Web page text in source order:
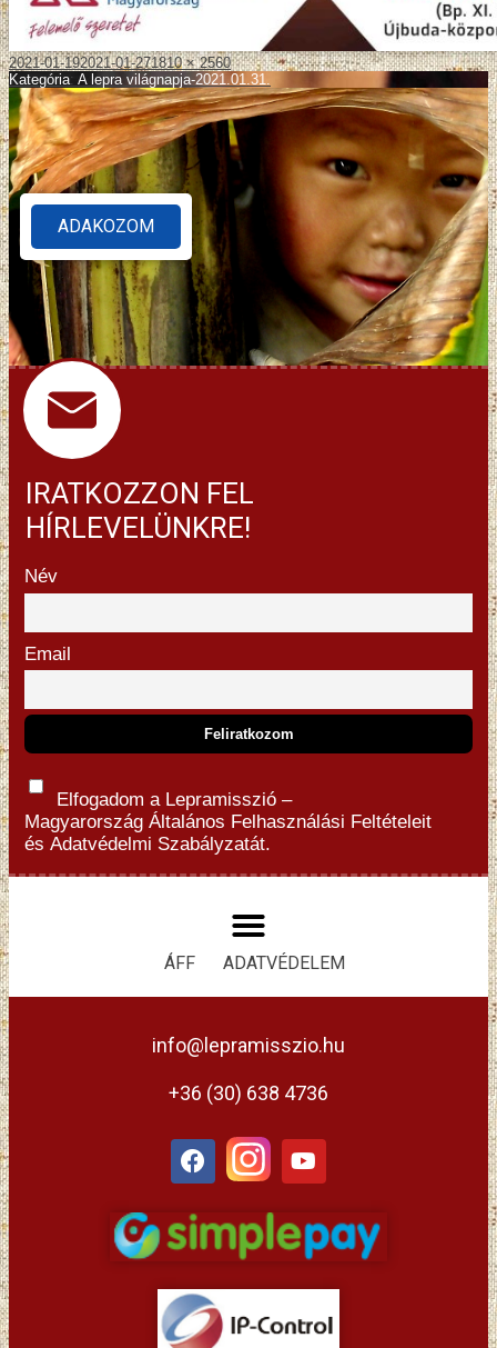
2021-01-192021-01-271810 × 2560
Kategória: A lepra világnapja-2021.01.31.
ADAKOZOM
IRATKOZZON FEL
HÍRLEVELÜNKRE!
Név
Email
Elfogadom a Lepramisszió –
Magyarország Általános Felhasználási Feltételeit
és Adatvédelmi Szabályzatát.
ÁFF ADATVÉDELEM
info@lepramisszio.hu
+36 (30) 638 4736